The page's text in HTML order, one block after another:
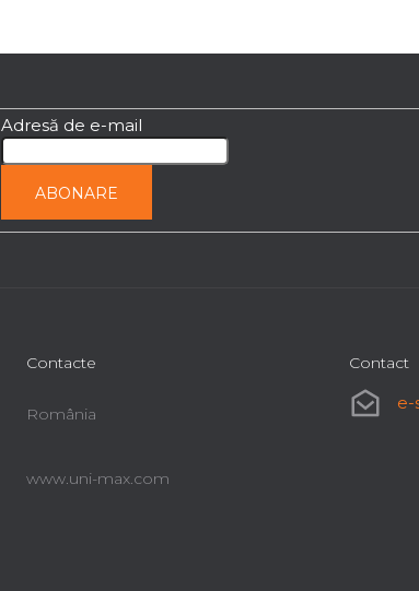
Adresă de e-mail
ABONARE
Contacte
România
www.uni-max.com
Contact
e-